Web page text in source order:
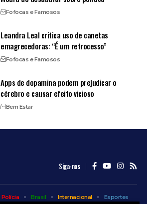
Fofocas e Famosos
Leandra Leal critica uso de canetas
emagrecedoras: “É um retrocesso”
Fofocas e Famosos
Apps de dopamina podem prejudicar o
cérebro e causar efeito vicioso
Bem Estar
Siga-nos
Polícia Brasil Internacional
Esportes